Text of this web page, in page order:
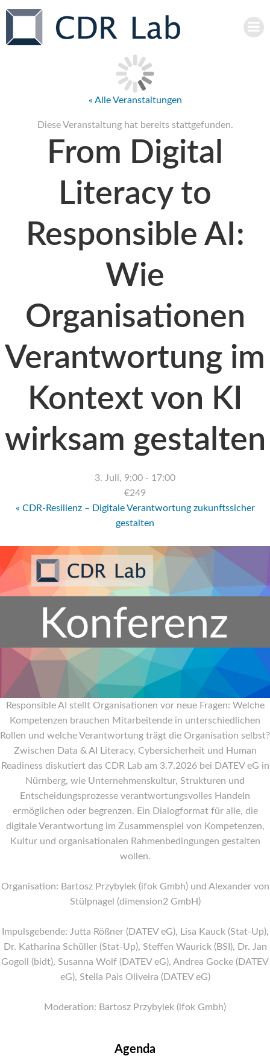
Inhalt
springen
« Alle Veranstaltungen
Diese Veranstaltung hat bereits stattgefunden.
From Digital
Literacy to
Responsible AI:
Wie
Organisationen
Verantwortung im
Kontext von KI
wirksam gestalten
3. Juli, 9:00 - 17:00
€249
« CDR-Resilienz – Digitale Verantwortung zukunftssicher
gestalten
Responsible AI stellt Organisationen vor neue Fragen: Welche
Kompetenzen brauchen Mitarbeitende in unterschiedlichen
Rollen und welche Verantwortung trägt die Organisation selbst?
Zwischen Data & AI Literacy, Cybersicherheit und Human
Readiness diskutiert das CDR Lab am 3.7.2026 bei DATEV eG in
Nürnberg, wie Unternehmenskultur, Strukturen und
Entscheidungsprozesse verantwortungsvolles Handeln
ermöglichen oder begrenzen. Ein Dialogformat für alle, die
digitale Verantwortung im Zusammenspiel von Kompetenzen,
Kultur und organisationalen Rahmenbedingungen gestalten
wollen.
Organisation: Bartosz Przybylek (ifok Gmbh) und Alexander von
Stülpnagel (dimension2 GmbH)
Impulsgebende: Jutta Rößner (DATEV eG), Lisa Kauck (Stat-Up),
Dr. Katharina Schüller (Stat-Up), Steffen Waurick (BSI), Dr. Jan
Gogoll (bidt), Susanna Wolf (DATEV eG), Andrea Gocke (DATEV
eG), Stella Pais Oliveira (DATEV eG)
Moderation: Bartosz Przybylek (ifok Gmbh)
Agenda